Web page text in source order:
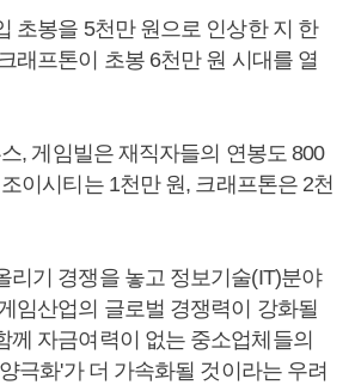
초봉을 5천만 원으로 인상한 지 한
래프톤이 초봉 6천만 원 시대를 열
, 게임빌은 재직자들의 연봉도 800
이시티는 1천만 원, 크래프톤은 2천
리기 경쟁을 놓고 정보기술(IT)분야
임산업의 글로벌 경쟁력이 강화될
께 자금여력이 없는 중소업체들의
극화'가 더 가속화될 것이라는 우려